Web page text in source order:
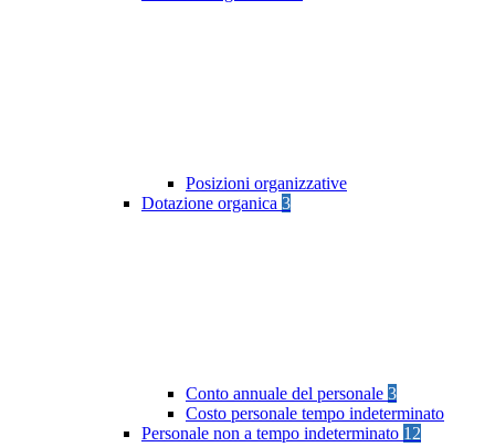
Posizioni organizzative
Dotazione organica 3
Conto annuale del personale 3
Costo personale tempo indeterminato
Personale non a tempo indeterminato 12